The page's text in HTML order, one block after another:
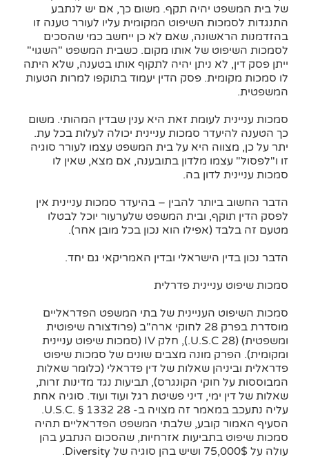
של בית המשפט יהיה תקף. משום כך, אם יש לנתבע
התנגדות לסמכות השיפוט המקומית עליו לעורר טענה זו
בהזדמנות הראשונה, שאם לא כן ייחשב כמי שהסכים
לסמכות השיפוט של אותו מקום. כשבית המשפט "השגוי"
ייתן פסק דין, לא ניתן יהיה לתקוף אותו בטענה, שלא היתה
לו סמכות מקומית. פסק הדין יעמוד בתוקפו למרות הטעות
המשפטית.
סמכות עניינית לעומת זאת היא ענין שבדין המהותי. משום
כך הטענה להיעדר סמכות עניינית יכולה לעלות בכל עת.
יתר על כן, מצווה היא על בית המשפט עצמו לעורר סוגיה
זו ו"לפסול" עצמו מלדון בתובענה, אם מצא, שאין לו
סמכות עניינית לדון בה.
הדבר החשוב ביותר להבין – בהיעדר סמכות עניינית אין
לפסק הדין תוקף, ובית המשפט שלערעור יוכל לבטלו
מטעם זה בלבד (אפילו הוא נכון בכל מובן אחר).
הדבר נכון בדין הישראלי ובדין האמריקאי גם יחד.
סמכות שיפוט עניינית פדרלית
סמכות השיפוט העניינית של בתי המשפט הפדראליים
מוסדרת בפרק 28 לחוקי ארה"ב (פרודצורה שיפוטית
ומשפטית) (28 U.S.C.), חלק IV (סמכות שיפוט עניינית
ומקומית). הפרק מונה מצבים שונים של סמכות שיפוט
פדראלית וביניהן שאלות של דין פדראלי (כלומר שאלות
המבוססות על חוקי הקונגרס), תביעות נגד מדינות זרות,
שאלות של דין ימי, דיני פשיטת רגל ועוד ועוד. סוגיה אחת
עליה נתעכב במאמר זה מצויה ב- 28 U.S.C. § 1332.
הסעיף האמור קובע, שלבתי המשפט הפדראליים תהיה
סמכות שיפוט בתביעות אזרחיות, שהסכום הנתבע בהן
עולה על 75,000$ ושיש בהן סוגיה של Diversity.